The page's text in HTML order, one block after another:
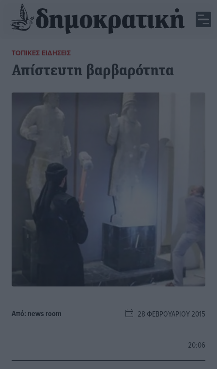
ΤΟΠΙΚΈΣ ΕΙΔΉΣΕΙΣ
Απίστευτη βαρβαρότητα
Από: news room 28 ΦΕΒΡΟΥΑΡΊΟΥ 2015
20:06